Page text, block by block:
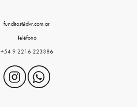
funditas@dvr.com.ar
Teléfono
+54 9 2216 223386